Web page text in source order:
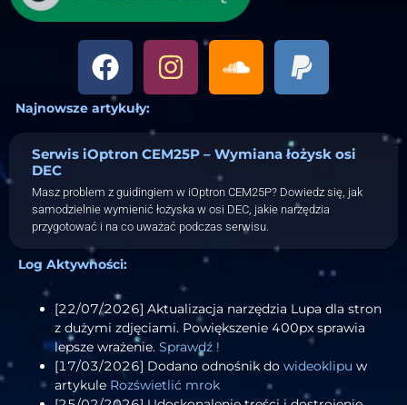
Najnowsze artykuły:
Serwis iOptron CEM25P – Wymiana łożysk osi
DEC
Masz problem z guidingiem w iOptron CEM25P? Dowiedz się, jak
samodzielnie wymienić łożyska w osi DEC, jakie narzędzia
przygotować i na co uważać podczas serwisu.
Log Aktywności:
[22/07/2026] Aktualizacja narzędzia Lupa dla stron
z dużymi zdjęciami. Powiększenie 400px sprawia
lepsze wrażenie. Sprawdź !
[17/03/2026] Dodano odnośnik do wideoklipu w
artykule Rozświetlić mrok